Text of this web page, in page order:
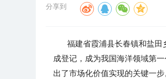
分享到
福建省霞浦县长春镇和盐
成登记，成为我国海洋领域第
出了市场化价值实现的关键一步